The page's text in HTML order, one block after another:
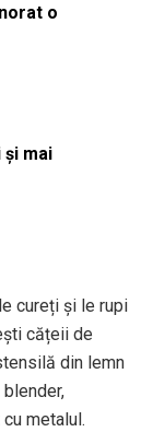
o
și mai
cureți și le rupi
cățeii de
din lemn
metalul.